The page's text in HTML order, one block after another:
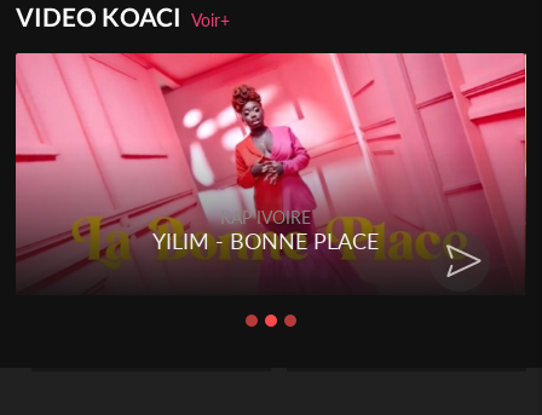
VIDEO KOACIVoir+
RAP IVOIRE
YILIM - BONNE PLACE